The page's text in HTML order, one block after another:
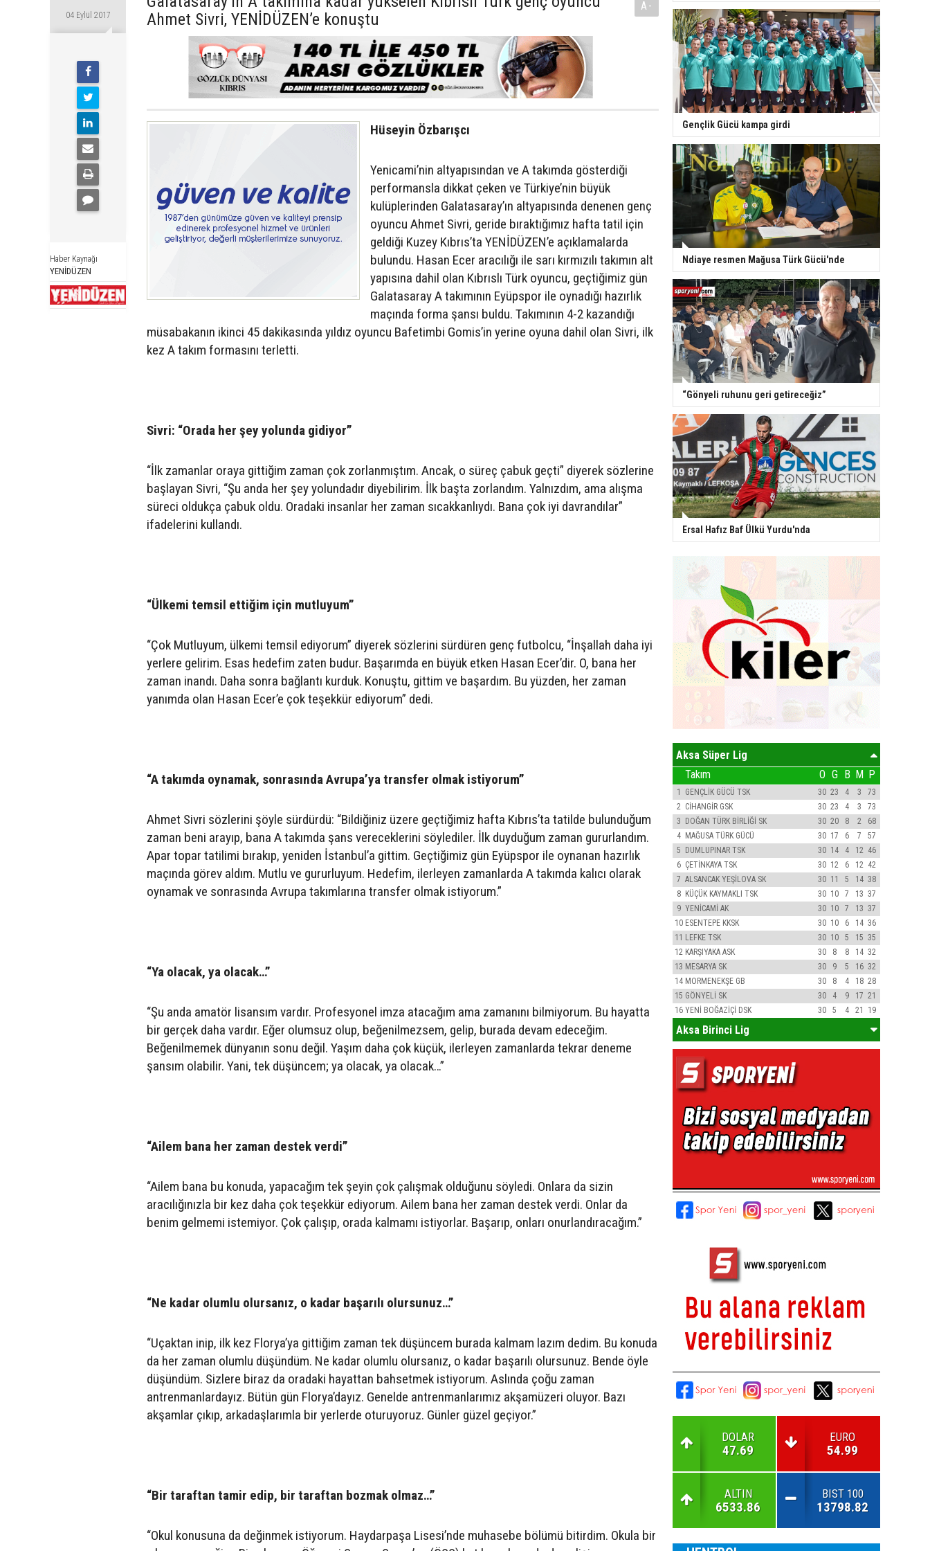
04 Eylül 2017
Haber Kaynağı
YENİDÜZEN
Ahmet Sivri, YENİDÜZEN’e konuştu
A-
Hüseyin Özbarışcı
Yenicami’nin altyapısından ve A takımda gösterdiği
performansla dikkat çeken ve Türkiye’nin büyük
kulüplerinden Galatasaray’ın altyapısında denenen genç
oyuncu Ahmet Sivri, geride bıraktığımız hafta tatil için
geldiği Kuzey Kıbrıs’ta YENİDÜZEN’e açıklamalarda
bulundu. Hasan Ecer aracılığı ile sarı kırmızılı takımın alt
yapısına dahil olan Kıbrıslı Türk oyuncu, geçtiğimiz gün
Galatasaray A takımının Eyüpspor ile oynadığı hazırlık
maçında forma şansı buldu. Takımının 4-2 kazandığı
müsabakanın ikinci 45 dakikasında yıldız oyuncu Bafetimbi Gomis’in yerine oyuna dahil olan Sivri, ilk
kez A takım formasını terletti.
Sivri: “Orada her şey yolunda gidiyor”
“İlk zamanlar oraya gittiğim zaman çok zorlanmıştım. Ancak, o süreç çabuk geçti” diyerek sözlerine
başlayan Sivri, “Şu anda her şey yolundadır diyebilirim. İlk başta zorlandım. Yalnızdım, ama alışma
süreci oldukça çabuk oldu. Oradaki insanlar her zaman sıcakkanlıydı. Bana çok iyi davrandılar”
ifadelerini kullandı.
“Ülkemi temsil ettiğim için mutluyum”
“Çok Mutluyum, ülkemi temsil ediyorum” diyerek sözlerini sürdüren genç futbolcu, “İnşallah daha iyi
yerlere gelirim. Esas hedefim zaten budur. Başarımda en büyük etken Hasan Ecer’dir. O, bana her
zaman inandı. Daha sonra bağlantı kurduk. Konuştu, gittim ve başardım. Bu yüzden, her zaman
yanımda olan Hasan Ecer’e çok teşekkür ediyorum” dedi.
“A takımda oynamak, sonrasında Avrupa’ya transfer olmak istiyorum”
Ahmet Sivri sözlerini şöyle sürdürdü: “Bildiğiniz üzere geçtiğimiz hafta Kıbrıs’ta tatilde bulunduğum
zaman beni arayıp, bana A takımda şans vereceklerini söylediler. İlk duyduğum zaman gururlandım.
Apar topar tatilimi bırakıp, yeniden İstanbul’a gittim. Geçtiğimiz gün Eyüpspor ile oynanan hazırlık
maçında görev aldım. Mutlu ve gururluyum. Hedefim, ilerleyen zamanlarda A takımda kalıcı olarak
oynamak ve sonrasında Avrupa takımlarına transfer olmak istiyorum.”
“Ya olacak, ya olacak…”
“Şu anda amatör lisansım vardır. Profesyonel imza atacağım ama zamanını bilmiyorum. Bu hayatta
bir gerçek daha vardır. Eğer olumsuz olup, beğenilmezsem, gelip, burada devam edeceğim.
Beğenilmemek dünyanın sonu değil. Yaşım daha çok küçük, ilerleyen zamanlarda tekrar deneme
şansım olabilir. Yani, tek düşüncem; ya olacak, ya olacak…”
“Ailem bana her zaman destek verdi”
“Ailem bana bu konuda, yapacağım tek şeyin çok çalışmak olduğunu söyledi. Onlara da sizin
aracılığınızla bir kez daha çok teşekkür ediyorum. Ailem bana her zaman destek verdi. Onlar da
benim gelmemi istemiyor. Çok çalışıp, orada kalmamı istiyorlar. Başarıp, onları onurlandıracağım.”
“Ne kadar olumlu olursanız, o kadar başarılı olursunuz…”
“Uçaktan inip, ilk kez Florya’ya gittiğim zaman tek düşüncem burada kalmam lazım dedim. Bu konuda
da her zaman olumlu düşündüm. Ne kadar olumlu olursanız, o kadar başarılı olursunuz. Bende öyle
düşündüm. Sizlere biraz da oradaki hayattan bahsetmek istiyorum. Aslında çoğu zaman
antrenmanlardayız. Bütün gün Florya’dayız. Genelde antrenmanlarımız akşamüzeri oluyor. Bazı
akşamlar çıkıp, arkadaşlarımla bir yerlerde oturuyoruz. Günler güzel geçiyor.”
“Bir taraftan tamir edip, bir taraftan bozmak olmaz…”
“Okul konusuna da değinmek istiyorum. Haydarpaşa Lisesi’nde muhasebe bölümü bitirdim. Okula bir
Gençlik Gücü kampa girdi
Ndiaye resmen Mağusa Türk Gücü'nde
“Gönyeli ruhunu geri getireceğiz”
Ersal Hafız Baf Ülkü Yurdu'nda
Aksa Süper Lig
S
Takım O G B M P
1 GENÇLİK GÜCÜ TSK 30 23 4 3
73
2 CİHANGİR GSK 30 23 4 3
73
3 DOĞAN TÜRK BİRLİĞİ SK 30 20 8 2
68
4 MAĞUSA TÜRK GÜCÜ 30 17 6 7
57
5 DUMLUPINAR TSK 30 14 4 12 46
6 ÇETİNKAYA TSK 30 12 6 12 42
7 ALSANCAK YEŞİLOVA SK 30 11 5 14 38
8 KÜÇÜK KAYMAKLI TSK 30 10 7 13 37
9 YENİCAMİ AK 30 10 7 13 37
10 ESENTEPE KKSK 30 10 6 14 36
11 LEFKE TSK 30 10 5 15 35
12 KARŞIYAKA ASK 30 8 8 14 32
13 MESARYA SK 30 9 5 16 32
14 MORMENEKŞE GB 30 8 4 18 28
15 GÖNYELİ SK 30 4 9 17 21
16 YENİ BOĞAZİÇİ DSK 30 5 4 21 19
Aksa Birinci Lig
DOLAR
47.69
EURO
54.99
ALTIN
6533.86
BIST 100
13798.82